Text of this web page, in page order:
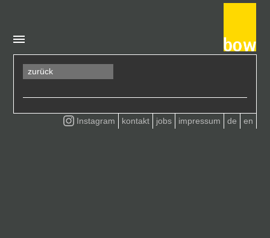
zurück
kontakt jobs impressum de en
Instagram